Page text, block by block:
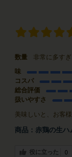
数量 非常に多すぎ
味
コスパ
総合評価
扱いやすさ
美味しいと、お客
商品： 赤鶏の生
役に立った 0